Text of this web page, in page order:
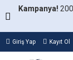
Kampanya!
Giriş Yap Kayıt Ol